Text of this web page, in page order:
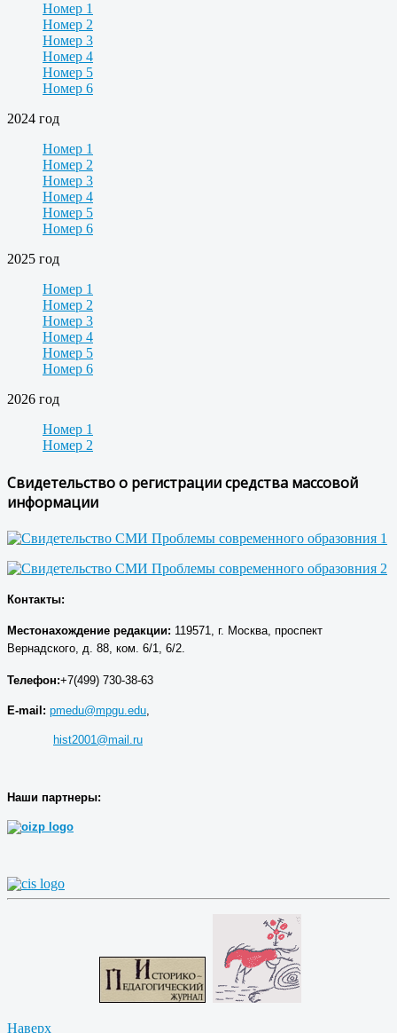
Номер 1
Номер 2
Номер 3
Номер 4
Номер 5
Номер 6
2024 год
Номер 1
Номер 2
Номер 3
Номер 4
Номер 5
Номер 6
2025 год
Номер 1
Номер 2
Номер 3
Номер 4
Номер 5
Номер 6
2026 год
Номер 1
Номер 2
Свидетельство о регистрации средства массовой
информации
Контакты:
Местонахождение редакции: 119571, г. Москва, проспект
Вернадского, д. 88, ком. 6/1, 6/2.
Телефон:+7(499) 730-38-63
E-mail: pmedu@mpgu.edu
hist2001@mail.ru
Наши партнеры:
Наверх